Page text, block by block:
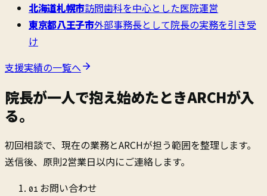
北海道札幌市訪問歯科を中心とした医院運営
東京都八王子市外部事務長として院長の実務を引き受
け
支援実績の一覧へ
院長が一人で抱え始めたときARCHが入
る。
初回相談で、現在の業務とARCHが担う範囲を整理します。
送信後、原則2営業日以内にご連絡します。
01 お問い合わせ